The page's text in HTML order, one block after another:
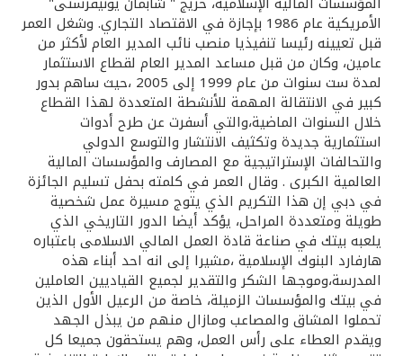
مصر
المملكة المتحدة
مملكة البحرين
الأمريكية عام 1986 بإجازة في الاقتصاد التجاري. وشغل العمر
قبل تعيينه رئيسا تنفيذيا منصب نائب المدير العام لأكثر من
عامين، وكان من قبل مساعد المدير العام لقطاع الاستثمار
لمدة ست سنوات من عام 1999 إلى 2005 ،حيث ساهم بدور
كبير في الانتقالة المهمة للأنشطة المتعددة لهذا القطاع
خلال السنوات الماضية،والتي أسفرت عن طرح أدوات
استثمارية جديدة وتكثيف الانتشار والتوسع الدولي
والتحالفات الإستراتيجية مع المصارف والمؤسسات المالية
العالمية الكبرى . وقال العمر في كلمته بحفل تسليم الجائزة
في دبي إن هذا التكريم الذي يتوج مسيرة عمل شخصية
طويلة ومتعددة المراحل، يؤكد أيضا الدور التاريخي الذي
يلعبه بيتك في صناعة قادة العمل المالي الاسلامى باعتباره
هارفارد البنوك الإسلامية ،مشيرا إلى انه احد أبناء هذه
المدرسة،وموجها الشكر والتقدير لجميع القياديين العاملين
في بيتك والمؤسسات الزميلة، خاصة من الرعيل الأول الذين
تحملوا المشاق والمصاعب ومازال منهم من يبذل الجهد
ويقدم العطاء على رأس العمل، وهم يستحقون جميعا كل